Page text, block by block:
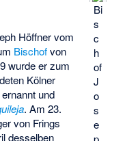
Bi
s
c
h
of
J
o
s
e
Höffner vom
Bischofvon
wurde er zum
Kölner
ernannt und
. Am 23.
von Frings
desselben